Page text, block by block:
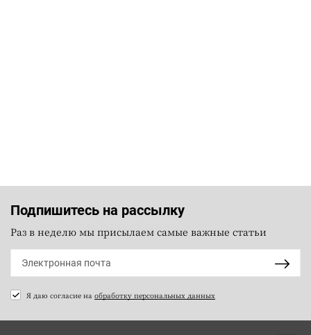
Подпишитесь на рассылку
Раз в неделю мы присылаем самые важные статьи
Я даю согласие на обработку персональных данных